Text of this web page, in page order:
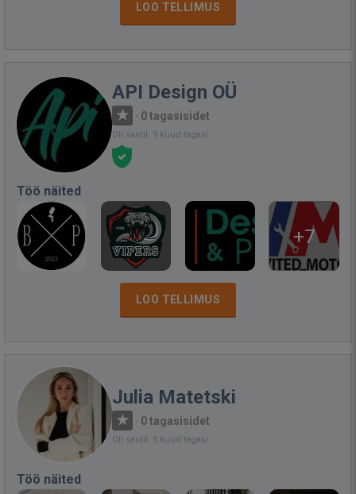
LOO TELLIMUS
API Design OÜ
· 0 tagasisidet
Oli saidil: 9 kuud tagasi
Töö näited
+7
LOO TELLIMUS
Julia Matetski
· 0 tagasisidet
Oli saidil: 5 kuud tagasi
Töö näited